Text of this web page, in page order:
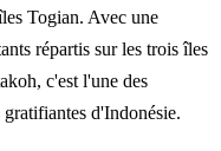
Togian. Avec une
répartis sur les trois îles
c'est l'une des
d'Indonésie.